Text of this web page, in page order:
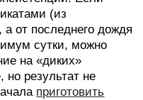
(из
от последнего дождя
сутки, можно
на «диких»
результат не
приготовить